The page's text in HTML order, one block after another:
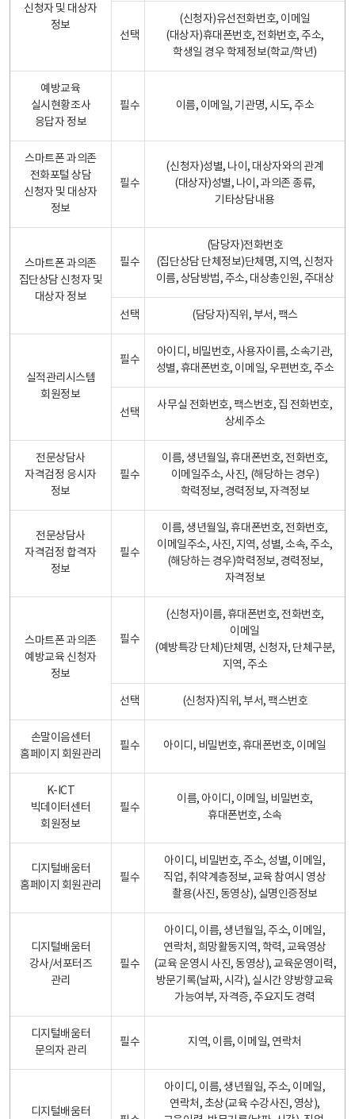
신청자 및 대상자
정보
선택
(신청자)유선전화번호, 이메일
(대상자)휴대폰번호, 전화번호, 주소,
학생일 경우 학제정보(학교/학년)
예방교육
실시현황조사
응답자 정보
필수 이름, 이메일, 기관명, 시도, 주소
스마트폰 과의존
전화포털 상담
신청자 및 대상자
정보
필수
(신청자)성별, 나이, 대상자와의 관계
(대상자)성별, 나이, 과의존 종류,
기타상담내용
스마트폰 과의존
집단상담 신청자 및
대상자 정보
필수
(담당자)전화번호
(집단상담 단체정보)단체명, 지역, 신청자
이름, 상담방법, 주소, 대상총인원, 주대상
선택 (담당자)직위, 부서, 팩스
실적관리시스템
회원정보
필수
아이디, 비밀번호, 사용자이름, 소속기관,
성별, 휴대폰번호, 이메일, 우편번호, 주소
선택
사무실 전화번호, 팩스번호, 집 전화번호,
상세주소
전문상담사
자격검정 응시자
정보
필수
이름, 생년월일, 휴대폰번호, 전화번호,
이메일주소, 사진, (해당하는 경우)
학력정보, 경력정보, 자격정보
전문상담사
자격검정 합격자
정보
필수
이름, 생년월일, 휴대폰번호, 전화번호,
이메일주소, 사진, 지역, 성별, 소속, 주소,
(해당하는 경우)학력정보, 경력정보,
자격정보
스마트폰 과의존
예방교육 신청자
정보
필수
(신청자)이름, 휴대폰번호, 전화번호,
이메일
(예방특강 단체)단체명, 신청자, 단체구분,
지역, 주소
선택 (신청자)직위, 부서, 팩스번호
손말이음센터
홈페이지 회원관리
필수 아이디, 비밀번호, 휴대폰번호, 이메일
K-ICT
빅데이터센터
회원정보
필수
이름, 아이디, 이메일, 비밀번호,
휴대폰번호, 소속
디지털배움터
홈페이지 회원관리
필수
아이디, 비밀번호, 주소, 성별, 이메일,
직업, 취약계층정보, 교육 참여시 영상
촬용(사진, 동영상), 실명인증정보
디지털배움터
강사/서포터즈
관리
필수
아이디, 이름, 생년월일, 주소, 이메일,
연락처, 희망활동지역, 학력, 교육영상
(교육 운영시 사진, 동영상), 교육운영이력,
방문기록(날짜, 시각), 실시간 양방향교육
가능여부, 자격증, 주요지도 경력
디지털배움터
문의자 관리
필수 지역, 이름, 이메일, 연락처
디지털배움터
아이디, 이름, 생년월일, 주소, 이메일,
연락처, 초상(교육 수강사진, 영상),